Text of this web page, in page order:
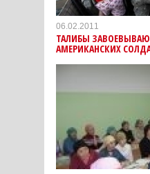
06.02.2011
ТАЛИБЫ
АМЕРИКАНСКИХ